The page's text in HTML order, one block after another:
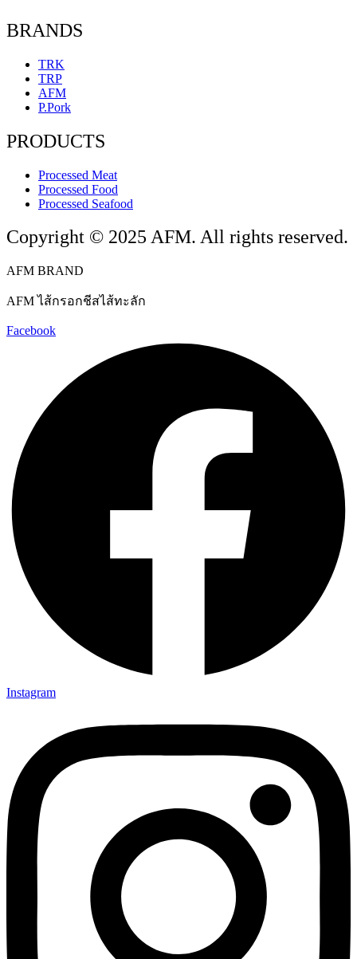
BRANDS
TRK
TRP
AFM
P.Pork
PRODUCTS
Processed Meat
Processed Food
Processed Seafood
Copyright © 2025 AFM. All rights reserved.
AFM BRAND
AFM ไส้กรอกชีสไส้ทะลัก
Facebook
Instagram